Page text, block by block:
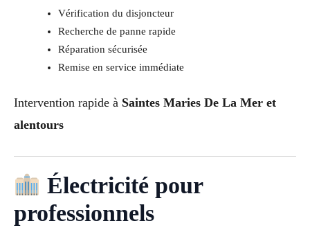
Vérification du disjoncteur
Recherche de panne rapide
Réparation sécurisée
Remise en service immédiate
Intervention rapide à Saintes Maries De La Mer et
alentours
Électricité pour
professionnels